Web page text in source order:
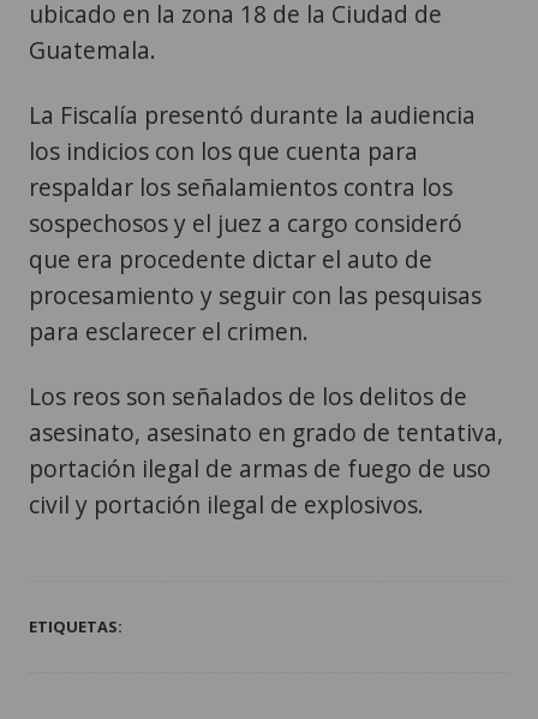
ubicado en la zona 18 de la Ciudad de
Guatemala.
La Fiscalía presentó durante la audiencia
los indicios con los que cuenta para
respaldar los señalamientos contra los
sospechosos y el juez a cargo consideró
que era procedente dictar el auto de
procesamiento y seguir con las pesquisas
para esclarecer el crimen.
Los reos son señalados de los delitos de
asesinato, asesinato en grado de tentativa,
portación ilegal de armas de fuego de uso
civil y portación ilegal de explosivos.
ETIQUETAS: